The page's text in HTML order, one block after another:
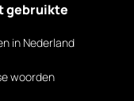
gebruikte
in Nederland
woorden